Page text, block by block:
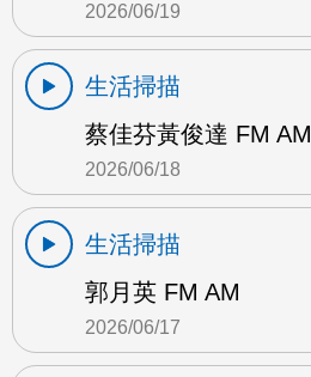
2026/06/19
生活掃描
蔡佳芬黃俊達 FM AM
2026/06/18
生活掃描
郭月英 FM AM
2026/06/17